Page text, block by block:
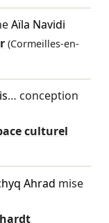
Aïla Navidi
(Cormeilles-en-
… conception
culturel
Ahrad mise